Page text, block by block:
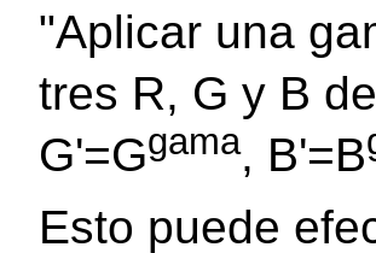
"Aplicar una
tres R, G y B
G'=Ggama, B'=B
Esto puede